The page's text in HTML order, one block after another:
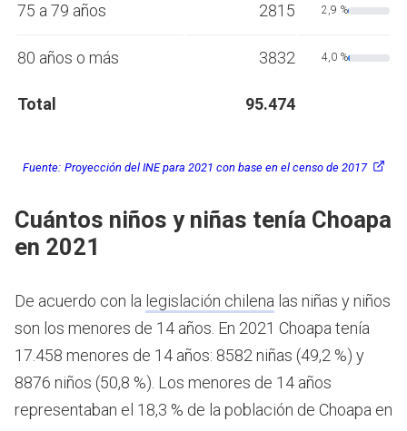
75 a 79 años 2815 2,9 %
80 años o más 3832 4,0 %
Total 95.474
Fuente: Proyección del INE para 2021 con base en el censo de 2017
Cuántos niños y niñas tenía Choapa
en 2021
De acuerdo con la legislación chilena las niñas y niños
son los menores de 14 años. En 2021 Choapa tenía
17.458 menores de 14 años: 8582 niñas (49,2 %) y
8876 niños (50,8 %). Los menores de 14 años
representaban el 18,3 % de la población de Choapa en